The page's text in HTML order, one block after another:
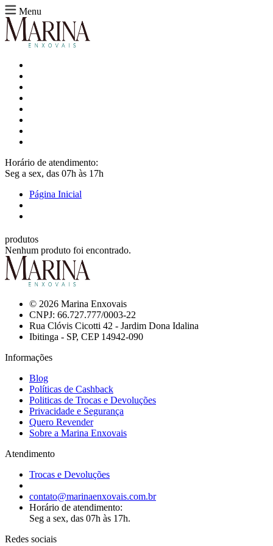
Menu
Horário de atendimento:
Seg a sex, das 07h às 17h
Página Inicial
produtos
Nenhum produto foi encontrado.
© 2026 Marina Enxovais
CNPJ: 66.727.777/0003-22
Rua Clóvis Cicotti 42 - Jardim Dona Idalina
Ibitinga - SP, CEP 14942-090
Informações
Blog
Políticas de Cashback
Politicas de Trocas e Devoluções
Privacidade e Segurança
Quero Revender
Sobre a Marina Enxovais
Atendimento
Trocas e Devoluções
contato@marinaenxovais.com.br
Horário de atendimento:
Seg a sex, das 07h às 17h.
Redes sociais